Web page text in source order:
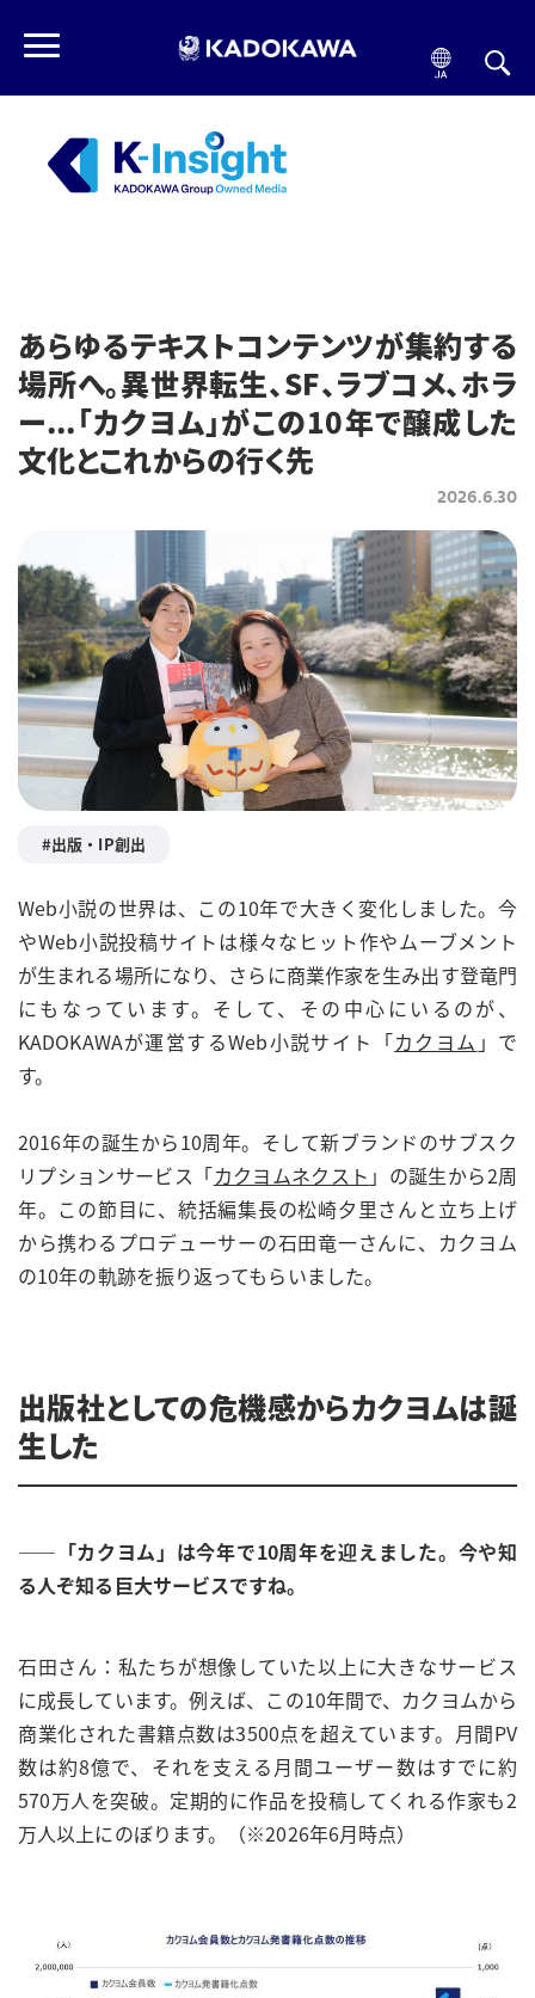
あらゆるテキストコンテンツが集約する
場所へ。異世界転生、SF、ラブコメ、ホラ
ー...「カクヨム」がこの10年で醸成した
文化とこれからの行く先
2026.6.30
出版・IP創出
Web小説の世界は、この10年で大きく変化しました。今
やWeb小説投稿サイトは様々なヒット作やムーブメント
が生まれる場所になり、さらに商業作家を生み出す登竜門
にもなっています。そして、その中心にいるのが、
KADOKAWAが運営するWeb小説サイト「カクヨム 」で
す。
2016年の誕生から10周年。そして新ブランドのサブスク
リプションサービス「カクヨムネクスト 」の誕生から2周
年。この節目に、統括編集長の松崎夕里さんと立ち上げ
から携わるプロデューサーの石田竜一さんに、カクヨム
の10年の軌跡を振り返ってもらいました。
出版社としての危機感からカクヨムは誕
生した
——「カクヨム」は今年で10周年を迎えました。今や知
る人ぞ知る巨大サービスですね。
石田さん：私たちが想像していた以上に大きなサービス
に成長しています。例えば、この10年間で、カクヨムから
商業化された書籍点数は3500点を超えています。月間PV
数は約8億で、それを支える月間ユーザー数はすでに約
570万人を突破。定期的に作品を投稿してくれる作家も2
万人以上にのぼります。（※2026年6月時点）